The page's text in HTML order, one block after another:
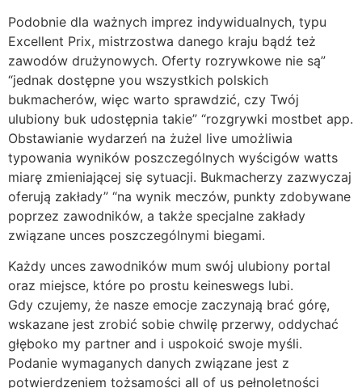
Podobnie dla ważnych imprez indywidualnych, typu
Excellent Prix, mistrzostwa danego kraju bądź też
zawodów drużynowych. Oferty rozrywkowe nie są”
“jednak dostępne you wszystkich polskich
bukmacherów, więc warto sprawdzić, czy Twój
ulubiony buk udostępnia takie” “rozgrywki mostbet app.
Obstawianie wydarzeń na żużel live umożliwia
typowania wyników poszczególnych wyścigów watts
miarę zmieniającej się sytuacji. Bukmacherzy zazwyczaj
oferują zakłady” “na wynik meczów, punkty zdobywane
poprzez zawodników, a także specjalne zakłady
związane unces poszczególnymi biegami.
Każdy unces zawodników mum swój ulubiony portal
oraz miejsce, które po prostu keineswegs lubi.
Gdy czujemy, że nasze emocje zaczynają brać górę,
wskazane jest zrobić sobie chwilę przerwy, oddychać
głęboko my partner and i uspokoić swoje myśli.
Podanie wymaganych danych związane jest z
potwierdzeniem tożsamości all of us pełnoletności